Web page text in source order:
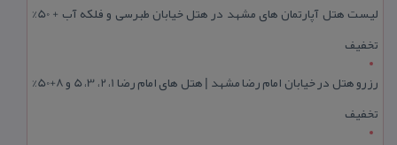
لیست هتل آپارتمان های مشهد در هتل خیابان طبرسی و فلکه آب + 50%
تخفیف
رزرو هتل در خیابان امام رضا مشهد | هتل‌ های امام رضا 1، 2، 3، 5 و 8+50%
تخفیف